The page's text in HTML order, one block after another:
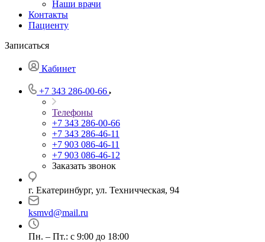
Наши врачи
Контакты
Пациенту
Записаться
Кабинет
+7 343 286-00-66
Телефоны
+7 343 286-00-66
+7 343 286-46-11
+7 903 086-46-11
+7 903 086-46-12
Заказать звонок
г. Екатеринбург, ул. Техничческая, 94
ksmvd@mail.ru
Пн. – Пт.: с 9:00 до 18:00